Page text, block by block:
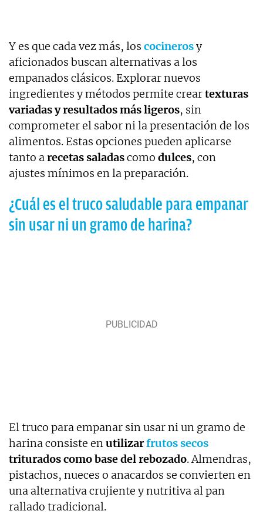
Y es que cada vez más, los cocinerosy
aficionados buscan alternativas a los
empanados clásicos. Explorar nuevos
ingredientes y métodos permite creartexturas
variadas y resultados más ligeros, sin
comprometer el sabor ni la presentación de los
alimentos. Estas opciones pueden aplicarse
tanto arecetas saladascomo dulces, con
ajustes mínimos en la preparación.
¿Cuál es el truco saludable para empanar
sin usar ni un gramo de harina?
El truco para empanar sin usar ni un gramo de
harina consiste enutilizarfrutos secos
triturados como base del rebozado. Almendras,
pistachos, nueces o anacardos se convierten en
una alternativa crujiente y nutritiva al pan
rallado tradicional.